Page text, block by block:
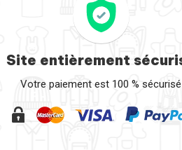
Site entièrement
Votre paiement est 100 % sécurisé